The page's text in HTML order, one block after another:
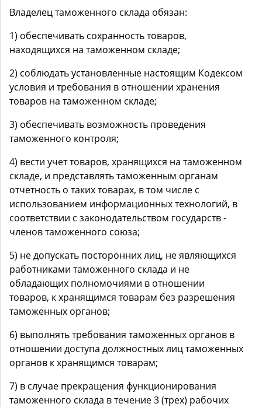
Владелец таможенного склада обязан:
1) обеспечивать сохранность товаров,
находящихся на таможенном складе;
2) соблюдать установленные настоящим Кодексом
условия и требования в отношении хранения
товаров на таможенном складе;
3) обеспечивать возможность проведения
таможенного контроля;
4) вести учет товаров, хранящихся на таможенном
складе, и представлять таможенным органам
отчетность о таких товарах, в том числе с
использованием информационных технологий, в
соответствии с законодательством государств -
членов таможенного союза;
5) не допускать посторонних лиц, не являющихся
работниками таможенного склада и не
обладающих полномочиями в отношении
товаров, к хранящимся товарам без разрешения
таможенных органов;
6) выполнять требования таможенных органов в
отношении доступа должностных лиц таможенных
органов к хранящимся товарам;
7) в случае прекращения функционирования
таможенного склада в течение 3 (трех) рабочих